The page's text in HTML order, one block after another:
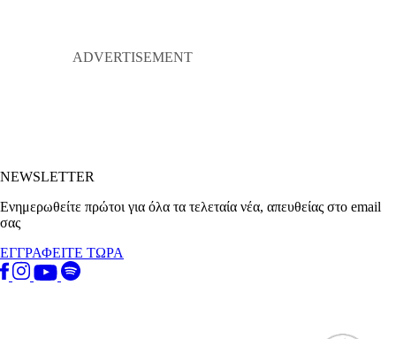
NEWSLETTER
Ενημερωθείτε πρώτοι για όλα τα τελεταία νέα, απευθείας στο email
σας
ΕΓΓΡΑΦΕΙΤΕ ΤΩΡΑ